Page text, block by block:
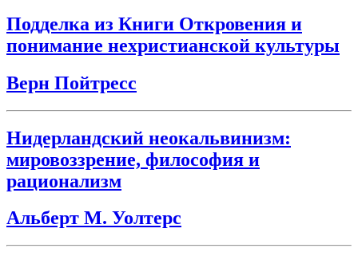
Подделка из Книги Откровения и
понимание нехристианской культуры
Верн Пойтресс
Нидерландский неокальвинизм:
мировоззрение, философия и
рационализм
Альберт М. Уолтерс